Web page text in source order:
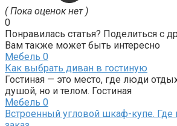
( Пока оценок нет )
0
Понравилась статья? Поделиться с
Вам также может быть интересно
Мебель 0
Как выбрать диван в гостиную
Гостиная — это место, где люди
душой, но и телом. Гостиная
Мебель 0
Встроенный угловой шкаф-купе. Где